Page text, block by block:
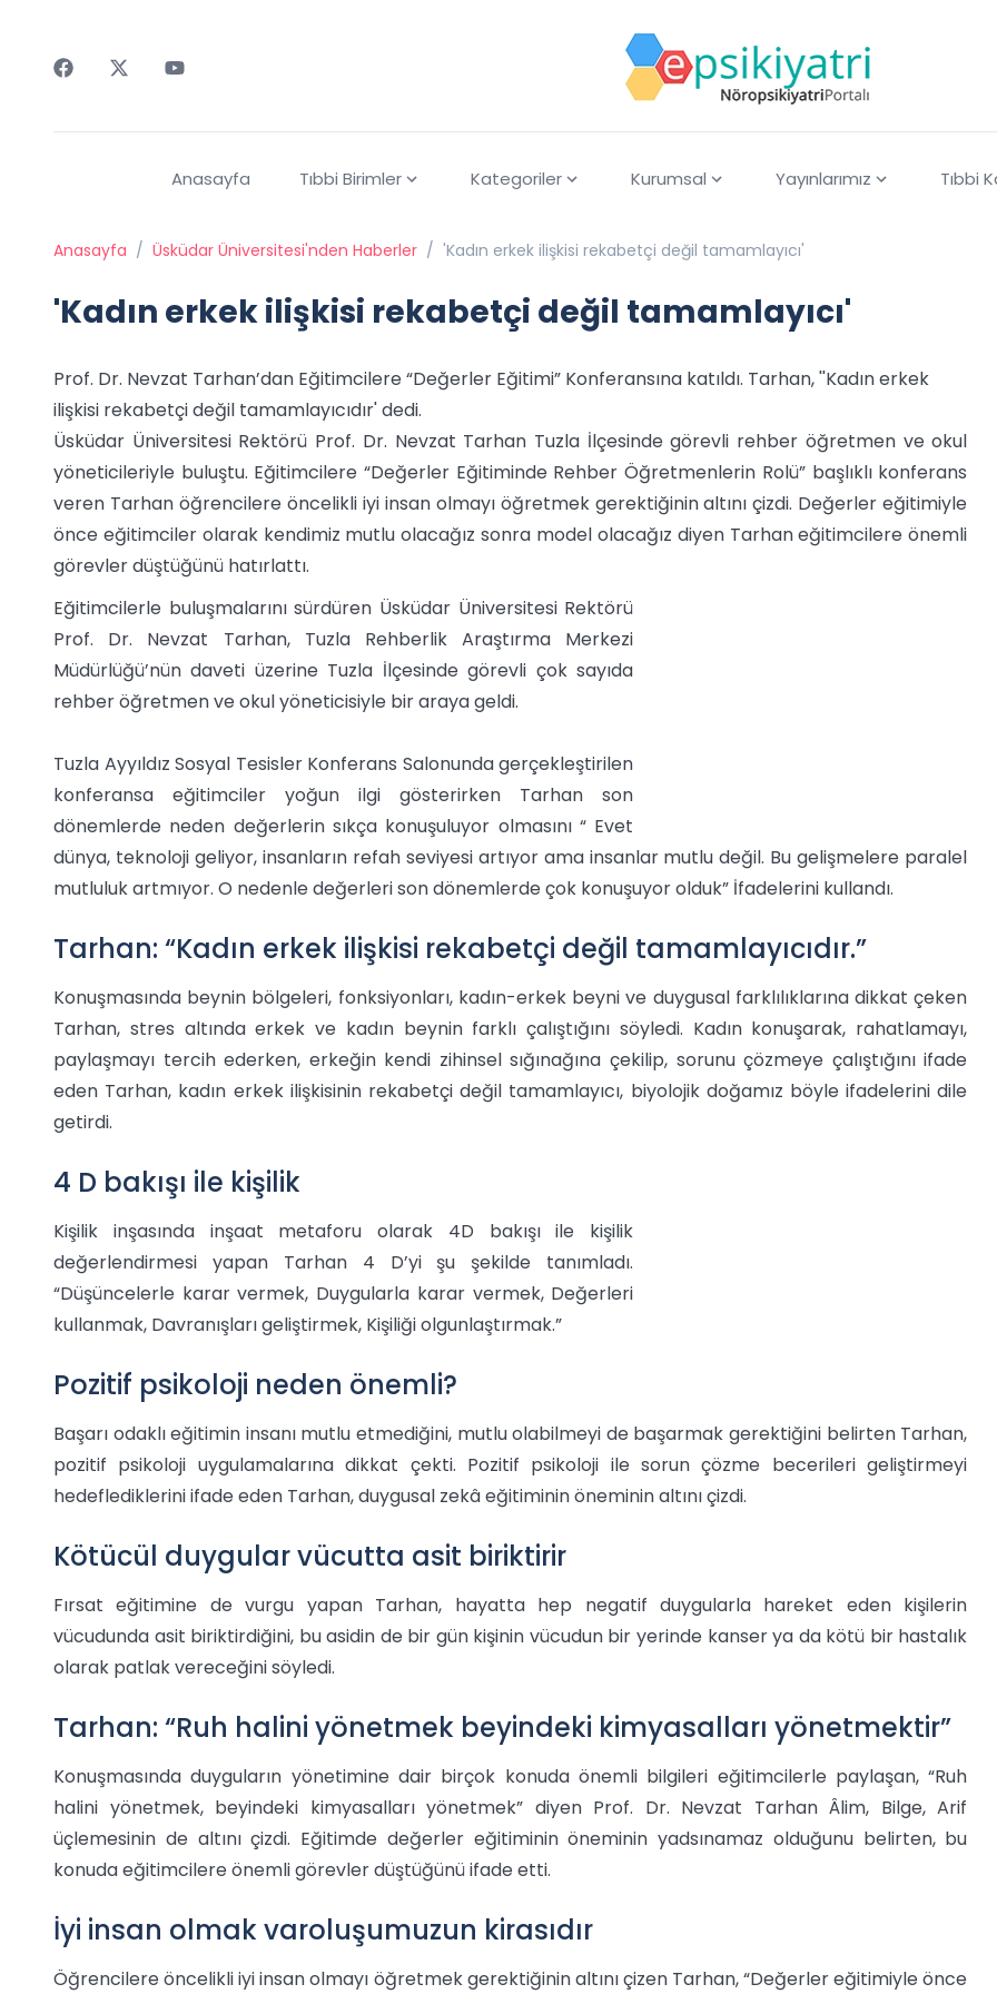
Anasayfa Tıbbi Birimler Kategoriler Kurumsal Yayınlarımız Tıbbi
Anasayfa / Üsküdar Üniversitesi'nden Haberler / 'Kadın erkek ilişkisi rekabetçi değil tamamlayıcı'
'Kadın erkek ilişkisi rekabetçi değil tamamlayıcı'
Prof. Dr. Nevzat Tarhan’dan Eğitimcilere “Değerler Eğitimi” Konferansına katıldı. Tarhan, ''Kadın erkek
ilişkisi rekabetçi değil tamamlayıcıdır' dedi.
Üsküdar Üniversitesi Rektörü Prof. Dr. Nevzat Tarhan Tuzla İlçesinde görevli rehber öğretmen ve okul
yöneticileriyle buluştu. Eğitimcilere “Değerler Eğitiminde Rehber Öğretmenlerin Rolü” başlıklı konferans
veren Tarhan öğrencilere öncelikli iyi insan olmayı öğretmek gerektiğinin altını çizdi. Değerler eğitimiyle
önce eğitimciler olarak kendimiz mutlu olacağız sonra model olacağız diyen Tarhan eğitimcilere önemli
görevler düştüğünü hatırlattı.
Eğitimcilerle buluşmalarını sürdüren Üsküdar Üniversitesi Rektörü
Prof. Dr. Nevzat Tarhan, Tuzla Rehberlik Araştırma Merkezi
Müdürlüğü’nün daveti üzerine Tuzla İlçesinde görevli çok sayıda
rehber öğretmen ve okul yöneticisiyle bir araya geldi.
Tuzla Ayyıldız Sosyal Tesisler Konferans Salonunda gerçekleştirilen
konferansa eğitimciler yoğun ilgi gösterirken Tarhan son
dönemlerde neden değerlerin sıkça konuşuluyor olmasını “ Evet
dünya, teknoloji geliyor, insanların refah seviyesi artıyor ama insanlar mutlu değil. Bu gelişmelere paralel
mutluluk artmıyor. O nedenle değerleri son dönemlerde çok konuşuyor olduk” İfadelerini kullandı.
Tarhan: “Kadın erkek ilişkisi rekabetçi değil tamamlayıcıdır.”
Konuşmasında beynin bölgeleri, fonksiyonları, kadın-erkek beyni ve duygusal farklılıklarına dikkat çeken
Tarhan, stres altında erkek ve kadın beynin farklı çalıştığını söyledi. Kadın konuşarak, rahatlamayı,
paylaşmayı tercih ederken, erkeğin kendi zihinsel sığınağına çekilip, sorunu çözmeye çalıştığını ifade
eden Tarhan, kadın erkek ilişkisinin rekabetçi değil tamamlayıcı, biyolojik doğamız böyle ifadelerini dile
getirdi.
4 D bakışı ile kişilik
Kişilik inşasında inşaat metaforu olarak 4D bakışı ile kişilik
değerlendirmesi yapan Tarhan 4 D’yi şu şekilde tanımladı.
“Düşüncelerle karar vermek, Duygularla karar vermek, Değerleri
kullanmak, Davranışları geliştirmek, Kişiliği olgunlaştırmak.”
Pozitif psikoloji neden önemli?
Başarı odaklı eğitimin insanı mutlu etmediğini, mutlu olabilmeyi de başarmak gerektiğini belirten Tarhan,
pozitif psikoloji uygulamalarına dikkat çekti. Pozitif psikoloji ile sorun çözme becerileri geliştirmeyi
hedeflediklerini ifade eden Tarhan, duygusal zekâ eğitiminin öneminin altını çizdi.
Kötücül duygular vücutta asit biriktirir
Fırsat eğitimine de vurgu yapan Tarhan, hayatta hep negatif duygularla hareket eden kişilerin
vücudunda asit biriktirdiğini, bu asidin de bir gün kişinin vücudun bir yerinde kanser ya da kötü bir hastalık
olarak patlak vereceğini söyledi.
Tarhan: “Ruh halini yönetmek beyindeki kimyasalları yönetmektir”
Konuşmasında duyguların yönetimine dair birçok konuda önemli bilgileri eğitimcilerle paylaşan, “Ruh
halini yönetmek, beyindeki kimyasalları yönetmek” diyen Prof. Dr. Nevzat Tarhan Âlim, Bilge, Arif
üçlemesinin de altını çizdi. Eğitimde değerler eğitiminin öneminin yadsınamaz olduğunu belirten, bu
konuda eğitimcilere önemli görevler düştüğünü ifade etti.
İyi insan olmak varoluşumuzun kirasıdır
Öğrencilere öncelikli iyi insan olmayı öğretmek gerektiğinin altını çizen Tarhan, “Değerler eğitimiyle önce